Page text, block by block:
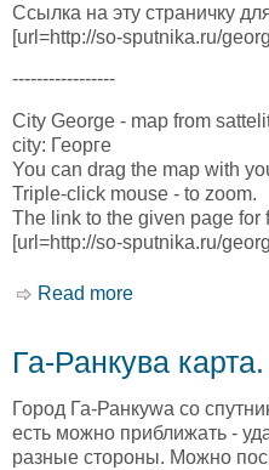
Ссылка на эту страничку
[url=http://so-sputnika.ru/
-----------------
City George - map from
city: Георге
You can drag the map with
Triple-click mouse - to zoom.
The link to the given page for
[url=http://so-sputnika.ru/
Read more
Га-Ранкува
Город Га-Ранкуwа со
есть можно приближать -
разные стороны. Можно